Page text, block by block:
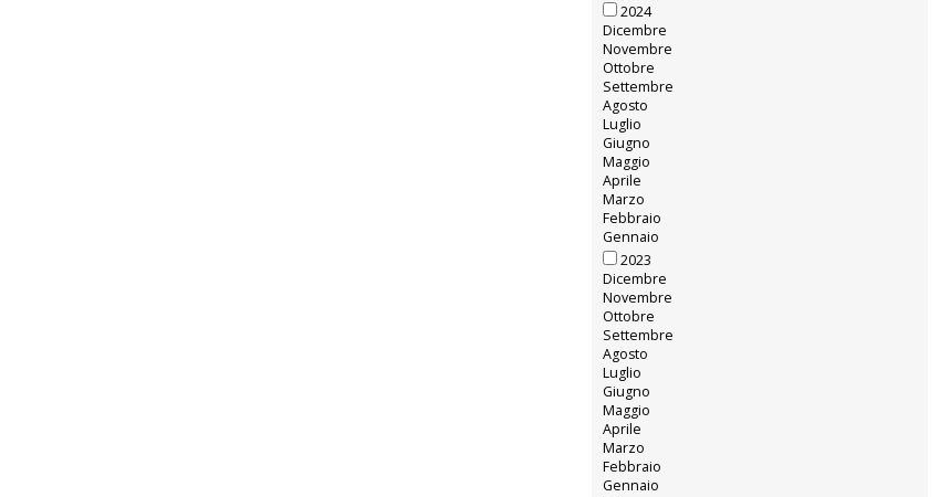
2024
Dicembre
Novembre
Ottobre
Settembre
Agosto
Luglio
Giugno
Maggio
Aprile
Marzo
Febbraio
Gennaio
2023
Dicembre
Novembre
Ottobre
Settembre
Agosto
Luglio
Giugno
Maggio
Aprile
Marzo
Febbraio
Gennaio